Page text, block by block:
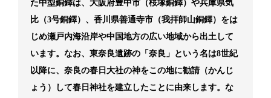
た中型銅鐸は、大阪府豊中市（桜塚銅鐸）や兵庫県気
比（3号銅鐸）、香川県善通寺市（我拝師山銅鐸）をは
じめ瀬戸内海沿岸や中国地方の広い地域から出土して
います。なお、東奈良遺跡の「奈良」という名は8世紀
以降に、奈良の春日大社の神をこの地に勧請（かんじ
ょう）して春日神社を建立したことに由来します。な